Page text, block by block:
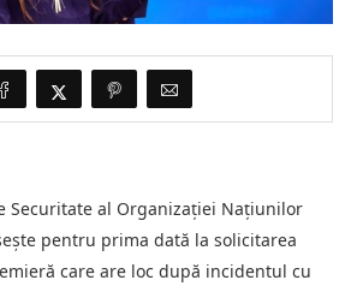
Securitate al Organizației Națiunilor
pentru prima dată la solicitarea
care are loc după incidentul cu